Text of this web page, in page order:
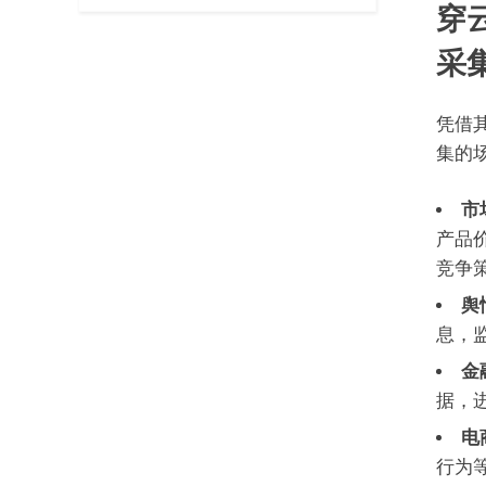
穿
采
凭借
集的
市
产品
竞争
舆
息，
金
据，
电
行为